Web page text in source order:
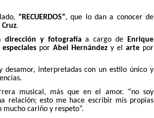
“RECUERDOS”, que lo dan a conocer de
.
dirección y fotografía a cargo de
Enrique
por Abel Hernández y el arte por
interpretadas con un estilo único y
musical, más que en el amor. “no soy
relación; esto me hace escribir mis propias
cariño y respeto”.